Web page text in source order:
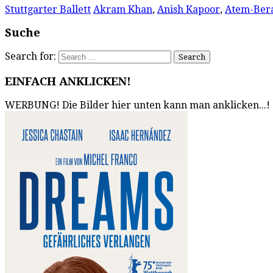
Stuttgarter Ballett Akram Khan, Anish Kapoor, Atem-
Suche
Search for:
EINFACH ANKLICKEN!
WERBUNG! Die Bilder hier unten kann man anklicken...!